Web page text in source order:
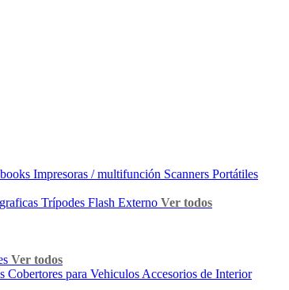
Impresoras / multifunción Scanners Portátiles
Trípodes Flash Externo Ver todos
Ver todos
Cobertores para Vehiculos Accesorios de Interior